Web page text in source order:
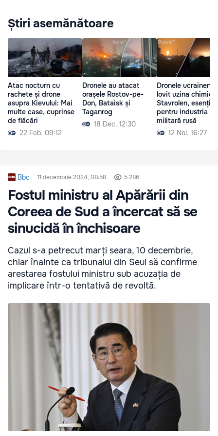
Știri asemănătoare
Atac nocturn cu
rachete și drone
asupra Kievului: Mai
multe case, cuprinse
de flăcări
22 Feb. 09:12
Dronele au atacat
orașele Rostov-pe-
Don, Bataisk și
Taganrog
18 Dec. 12:30
Dronele ucrainene
lovit uzina chimică
Stavrolen,
pentru industria
militară rusă
12 Noi. 16:27
Bbc 11 decembrie 2024, 08:58 5 286
Fostul ministru al Apărării din
Coreea de Sud a încercat să se
sinucidă în închisoare
Cazul s-a petrecut marți seara, 10 decembrie,
chiar înainte ca tribunalul din Seul să confirme
arestarea fostului ministru sub acuzația de
implicare într-o tentativă de revoltă.